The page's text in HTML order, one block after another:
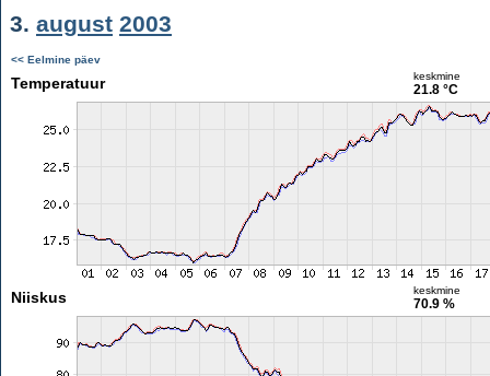
3. august 2003
<< Eelmine päev
Temperatuur keskmine
21.8 °C
Niiskus keskmine
70.9 %